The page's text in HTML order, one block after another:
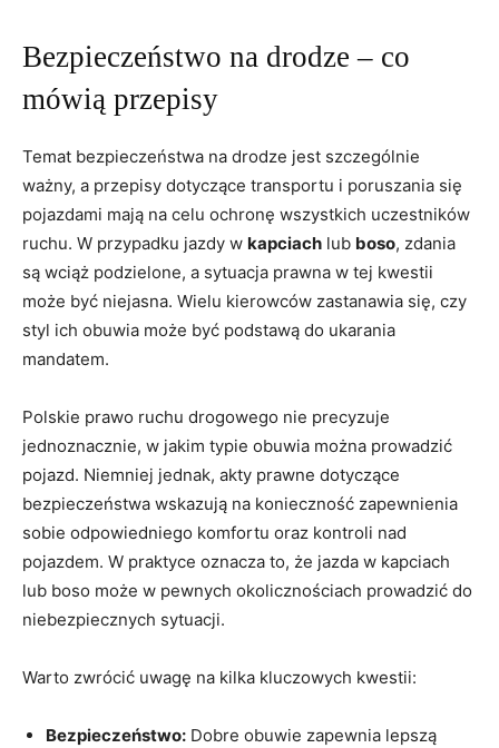
Bezpieczeństwo na drodze – co
mówią przepisy
Temat bezpieczeństwa na drodze jest szczególnie
ważny, a przepisy dotyczące transportu i poruszania się
pojazdami mają na celu ochronę wszystkich uczestników
ruchu. W przypadku jazdy w kapciach lub boso, zdania
są wciąż podzielone, a sytuacja prawna w tej kwestii
może być niejasna. Wielu kierowców zastanawia się, czy
styl ich obuwia może być podstawą do ukarania
mandatem.
Polskie prawo ruchu drogowego nie precyzuje
jednoznacznie, w jakim typie obuwia można prowadzić
pojazd. Niemniej jednak, akty prawne dotyczące
bezpieczeństwa wskazują na konieczność zapewnienia
sobie odpowiedniego komfortu oraz kontroli nad
pojazdem. W praktyce oznacza to, że jazda w kapciach
lub boso może w pewnych okolicznościach prowadzić do
niebezpiecznych sytuacji.
Warto zwrócić uwagę na kilka kluczowych kwestii:
Bezpieczeństwo: Dobre obuwie zapewnia lepszą